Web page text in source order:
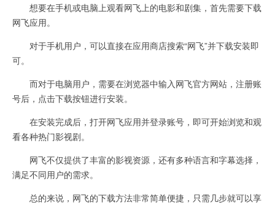
想要在手机或电脑上观看网飞上的电影和剧集，首先需要下载
网飞应用。
对于手机用户，可以直接在应用商店搜索“网飞”并下载安装即
可。
而对于电脑用户，需要在浏览器中输入网飞官方网站，注册账
号后，点击下载按钮进行安装。
在安装完成后，打开网飞应用并登录账号，即可开始浏览和观
看各种热门影视剧。
网飞不仅提供了丰富的影视资源，还有多种语言和字幕选择，
满足不同用户的需求。
总的来说，网飞的下载方法非常简单便捷，只需几步就可以享